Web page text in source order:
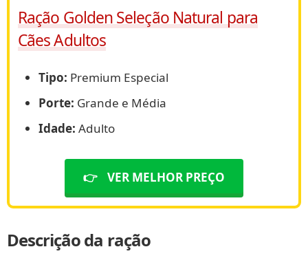
Ração Golden Seleção Natural para
Cães Adultos
Tipo: Premium Especial
Porte: Grande e Média
Idade: Adulto
👉 VER MELHOR PREÇO
Descrição da ração